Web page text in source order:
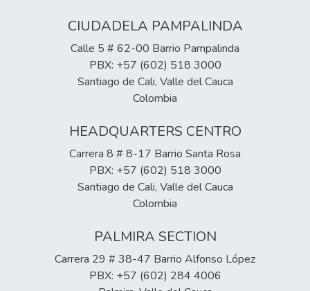
CIUDADELA PAMPALINDA
Calle 5 # 62-00 Barrio Pampalinda
PBX: +57 (602) 518 3000
Santiago de Cali, Valle del Cauca
Colombia
HEADQUARTERS CENTRO
Carrera 8 # 8-17 Barrio Santa Rosa
PBX: +57 (602) 518 3000
Santiago de Cali, Valle del Cauca
Colombia
PALMIRA SECTION
Carrera 29 # 38-47 Barrio Alfonso López
PBX: +57 (602) 284 4006